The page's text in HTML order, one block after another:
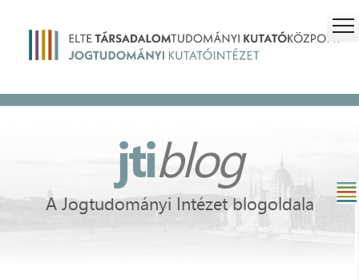
jtiblog
A Jogtudományi Intézet blogoldala